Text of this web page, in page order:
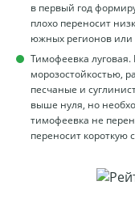
в первый год
плохо переносит
южных регионов
Тимофеевка
морозостойкостью,
песчаные и
выше нуля, но
тимофеевка не
переносит короткую